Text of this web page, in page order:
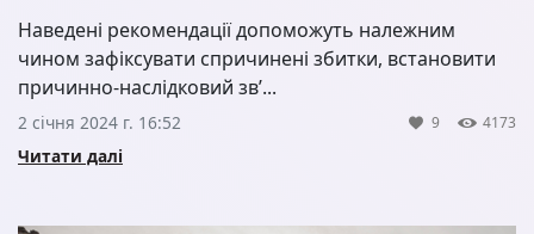
Наведені рекомендації допоможуть належним
чином зафіксувати спричинені збитки, встановити
причинно-наслідковий зв’...
2 січня 2024 г. 16:52 9 4173
Читати далі